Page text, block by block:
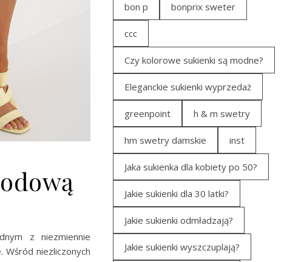
z niezmiennie
niezliczonych
bon p bonprix sweter
ccc
Czy kolorowe sukienki są modne?
Eleganckie sukienki wyprzedaż
greenpoint h & m swetry
hm swetry damskie inst
Jaka sukienka dla kobiety po 50?
Jakie sukienki dla 30 latki?
Jakie sukienki odmładzają?
Jakie sukienki wyszczuplają?